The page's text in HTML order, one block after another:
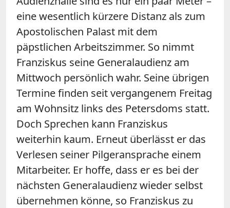
eine wesentlich kürzere Distanz als zum
Apostolischen Palast mit dem
päpstlichen Arbeitszimmer. So nimmt
Franziskus seine Generalaudienz am
Mittwoch persönlich wahr. Seine übrigen
Termine finden seit vergangenem Freitag
am Wohnsitz links des Petersdoms statt.
Doch Sprechen kann Franziskus
weiterhin kaum. Erneut überlässt er das
Verlesen seiner Pilgeransprache einem
Mitarbeiter. Er hoffe, dass er es bei der
nächsten Generalaudienz wieder selbst
übernehmen könne, so Franziskus zu